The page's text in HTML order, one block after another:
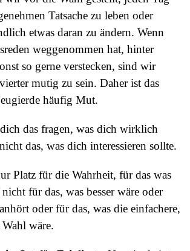
Tatsache zu leben oder
etwas daran zu ändern. Wenn
weggenommen hat, hinter
so gerne verstecken, sind wir
mutig zu sein. Daher ist das
häufig Mut.
das fragen, was dich wirklich
das, was dich interessieren sollte.
Platz für die Wahrheit, für das was
für das, was besser wäre oder
oder für das, was die einfachere,
Wahl wäre.